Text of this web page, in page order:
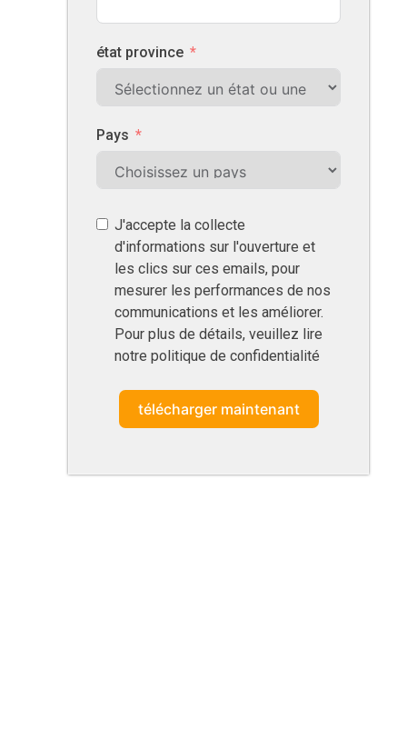
état province
Pays
J'accepte la collecte
d'informations sur l'ouverture et
les clics sur ces emails, pour
mesurer les performances de nos
communications et les améliorer.
Pour plus de détails, veuillez lire
notre politique de confidentialité
télécharger maintenant